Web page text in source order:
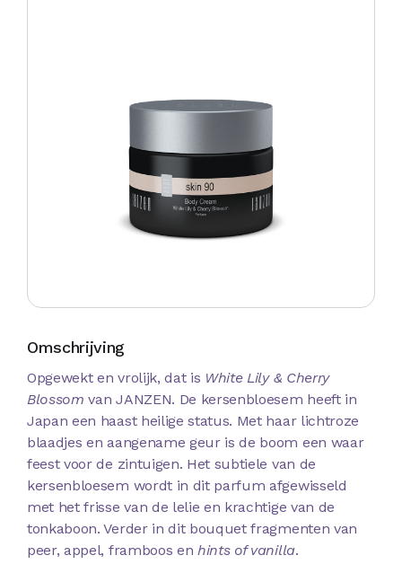
Omschrijving
Opgewekt en vrolijk, dat is White Lily & Cherry
Blossom van JANZEN. De kersenbloesem heeft in
Japan een haast heilige status. Met haar lichtroze
blaadjes en aangename geur is de boom een waar
feest voor de zintuigen. Het subtiele van de
kersenbloesem wordt in dit parfum afgewisseld
met het frisse van de lelie en krachtige van de
tonkaboon. Verder in dit bouquet fragmenten van
peer, appel, framboos en hints of vanilla.